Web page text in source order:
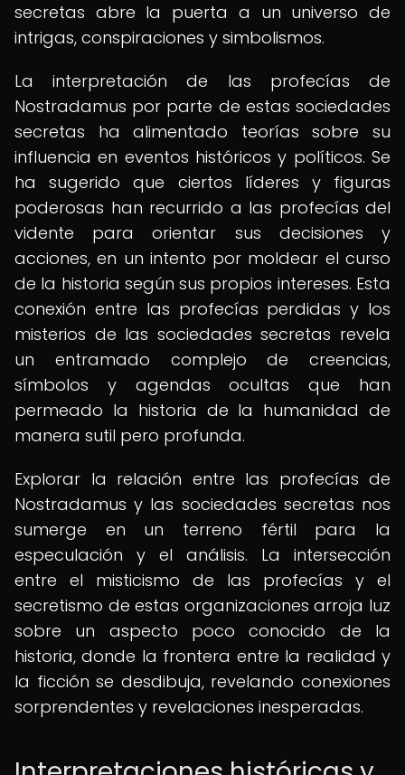
secretas abre la puerta a un universo de
intrigas, conspiraciones y simbolismos.
La interpretación de las profecías de
Nostradamus por parte de estas sociedades
secretas ha alimentado teorías sobre su
influencia en eventos históricos y políticos. Se
ha sugerido que ciertos líderes y figuras
poderosas han recurrido a las profecías del
vidente para orientar sus decisiones y
acciones, en un intento por moldear el curso
de la historia según sus propios intereses. Esta
conexión entre las profecías perdidas y los
misterios de las sociedades secretas revela
un entramado complejo de creencias,
símbolos y agendas ocultas que han
permeado la historia de la humanidad de
manera sutil pero profunda.
Explorar la relación entre las profecías de
Nostradamus y las sociedades secretas nos
sumerge en un terreno fértil para la
especulación y el análisis. La intersección
entre el misticismo de las profecías y el
secretismo de estas organizaciones arroja luz
sobre un aspecto poco conocido de la
historia, donde la frontera entre la realidad y
la ficción se desdibuja, revelando conexiones
sorprendentes y revelaciones inesperadas.